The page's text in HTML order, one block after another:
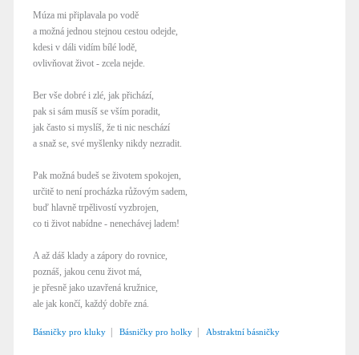
Múza mi připlavala po vodě
a možná jednou stejnou cestou odejde,
kdesi v dáli vidím bílé lodě,
ovlivňovat život - zcela nejde.
Ber vše dobré i zlé, jak přichází,
pak si sám musíš se vším poradit,
jak často si myslíš, že ti nic neschází
a snaž se, své myšlenky nikdy nezradit.
Pak možná budeš se životem spokojen,
určitě to není procházka růžovým sadem,
buď hlavně trpělivostí vyzbrojen,
co ti život nabídne - nenechávej ladem!
A až dáš klady a zápory do rovnice,
poznáš, jakou cenu život má,
je přesně jako uzavřená kružnice,
ale jak končí, každý dobře zná.
Básničky pro kluky | Básničky pro holky | Abstraktní básničky